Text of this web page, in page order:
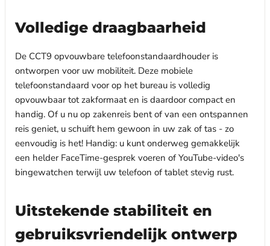
Volledige draagbaarheid
De CCT9 opvouwbare telefoonstandaardhouder is
ontworpen voor uw mobiliteit. Deze mobiele
telefoonstandaard voor op het bureau is volledig
opvouwbaar tot zakformaat en is daardoor compact en
handig. Of u nu op zakenreis bent of van een ontspannen
reis geniet, u schuift hem gewoon in uw zak of tas - zo
eenvoudig is het! Handig: u kunt onderweg gemakkelijk
een helder FaceTime-gesprek voeren of YouTube-video's
bingewatchen terwijl uw telefoon of tablet stevig rust.
Uitstekende stabiliteit en
gebruiksvriendelijk ontwerp